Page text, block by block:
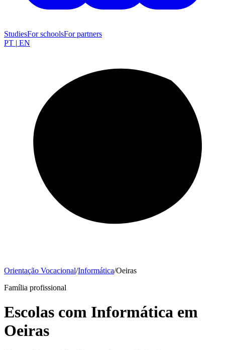
StudiesFor schoolsFor partners
PT | EN
Orientação Vocacional/Informática/Oeiras
Família profissional
Escolas com Informática em
Oeiras